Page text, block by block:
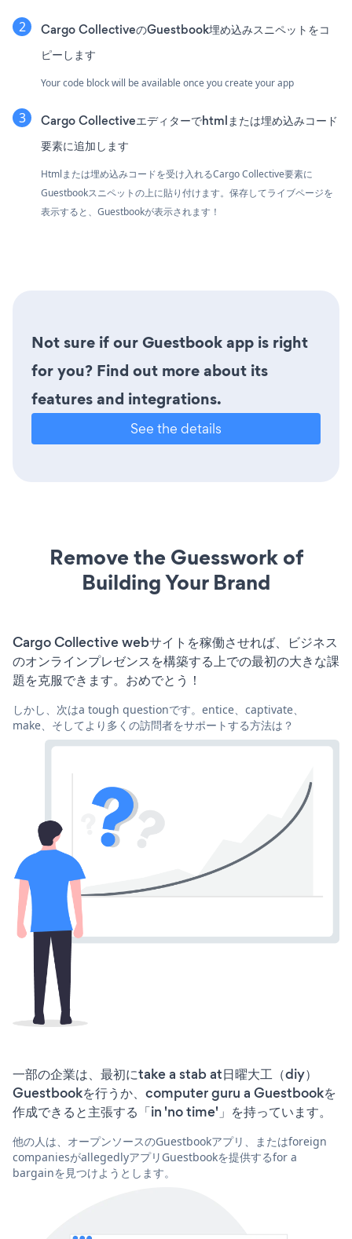
Cargo CollectiveのGuestbook埋め込みスニペットをコ
ピーします
Your code block will be available once you create your app
Cargo Collectiveエディターでhtmlまたは埋め込みコード
要素に追加します
Htmlまたは埋め込みコードを受け入れるCargo Collective要素に
Guestbookスニペットの上に貼り付けます。保存してライブページを
表示すると、Guestbookが表示されます！
Not sure if our Guestbook app is right
for you? Find out more about its
features and integrations.
See the details
Remove the Guesswork of
Building Your Brand
Cargo Collective webサイトを稼働させれば、ビジネス
のオンラインプレゼンスを構築する上での最初の大きな課
題を克服できます。おめでとう！
しかし、次はa tough questionです。entice、captivate、
make、そしてより多くの訪問者をサポートする方法は？
一部の企業は、最初にtake a stab at日曜大工（diy）
Guestbookを行うか、computer guru a Guestbookを
作成できると主張する「in 'no time'」を持っています。
他の人は、オープンソースのGuestbookアプリ、またはforeign
companiesがallegedlyアプリGuestbookを提供するfor a
bargainを見つけようとします。